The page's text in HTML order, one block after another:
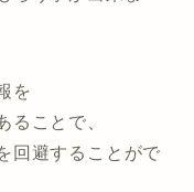
を
ることで、
回避することがで